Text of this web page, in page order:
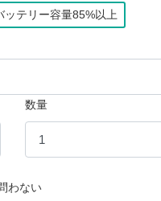
ッテリー容量85%以上
数量
わない